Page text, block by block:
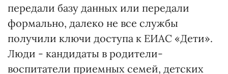
передали базу данных или передали
формально, далеко не все службы
получили ключи доступа к ЕИАС «Дети».
Люди - кандидаты в родители-
воспитатели приемных семей, детских